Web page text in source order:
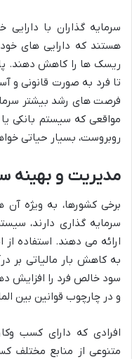
هستند که دارایی های
ریسک ها را کاهش دهند.
تا فرد به صورت قانونی و
فرصت های رشد بیشتر
مواقعی که سیستم بانکی
روبروست، بسیار حیاتی
مدیریت و بهینه
برخی کشورها، به ویژه
سرمایه گذاری دارند،
ارائه می دهند. استفاده از
به کاهش بار مالیاتی بر
سود خالص فرد را افزایش
و در چارچوب قوانین بین
افرادی که دارای کسب
متنوعی از منابع مختلف